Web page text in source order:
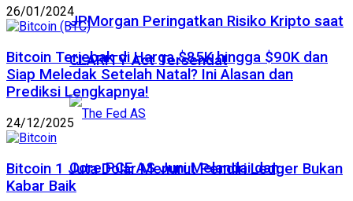
JPMorgan Peringatkan Risiko Kripto saat
CLARITY Act Tersendat
Core PCE AS Juni Melandai dan
26/01/2024
Bitcoin Terjebak di Harga $85K hingga $90K dan
Siap Meledak Setelah Natal? Ini Alasan dan
Prediksi Lengkapnya!
24/12/2025
Bitcoin 1 Juta Dolar Menurut Pendiri Ledger Bukan
Kabar Baik